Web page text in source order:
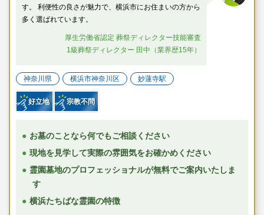
す。 利便性の良さが魅力で、横浜市にお住まいの方から
多く選ばれています。
厚生労働省認定 葬祭ディレクター技能審査
1級葬祭ディレクター 田中（業界歴15年）
神奈川県 横浜市神奈川区 妙蓮寺駅
好立地 宗教不問
お墓のことなら何でもご相談ください
現地を見学して実際の雰囲気をお確かめください
霊園墓地のプロフェッショナルが無料でご案内いたしま
す
横浜たちばな霊園の特徴